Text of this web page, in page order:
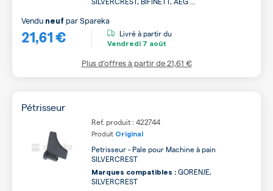
21,61 €
Vendu neuf parSpareka
Livré à partir du
Vendredi 7 août
Plus d’offres à partir de21,61 €
Pétrisseur
Ref. produit : 422744
Produit Original
Petrisseur - Pale pour Machine à pain
SILVERCREST
Marques compatibles : GORENJE,
SILVERCREST